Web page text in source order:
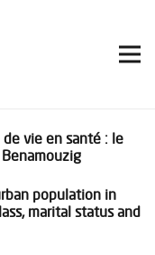
de vie en santé : le
population in
marital status and